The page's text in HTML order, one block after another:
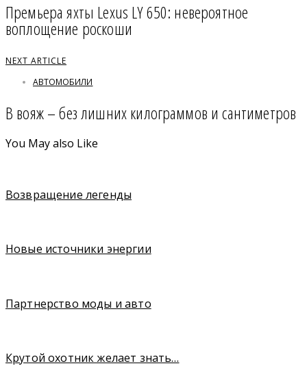
Премьера яхты Lexus LY 650: невероятное
воплощение роскоши
NEXT ARTICLE
АВТОМОБИЛИ
В вояж – без лишних килограммов и сантиметров
You May also Like
Возвращение легенды
Новые источники энергии
Партнерство моды и авто
Крутой охотник желает знать…